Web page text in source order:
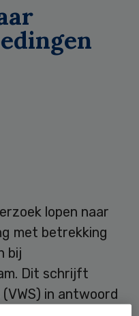
lopen naar
met betrekking
bij
Dit schrijft
in antwoord